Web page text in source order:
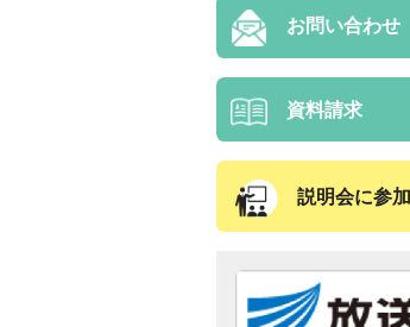
お問い合わせ
資料請求
説明会に参加